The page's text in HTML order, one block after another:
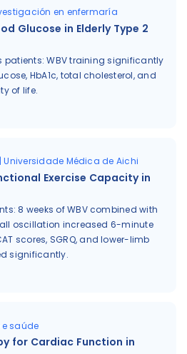
en enfermaría
Glucose in Elderly Type 2
patients: WBV training significantly
HbA1c, total cholesterol, and
of life.
Universidade Médica de Aichi
Exercise Capacity in
8 weeks of WBV combined with
oscillation increased 6-minute
scores, SGRQ, and lower-limb
significantly.
e saúde
for Cardiac Function in